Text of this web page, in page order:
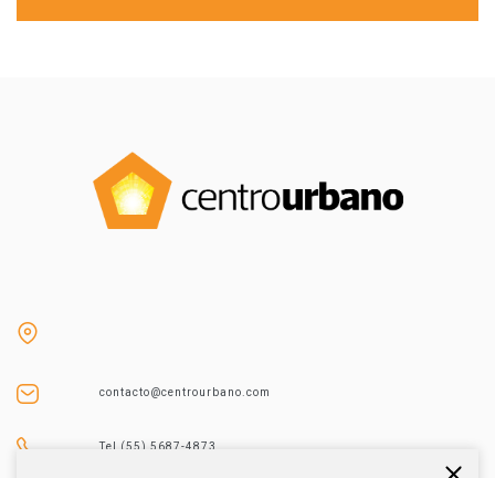
contacto@centrourbano.com
Tel (55) 5687-4873